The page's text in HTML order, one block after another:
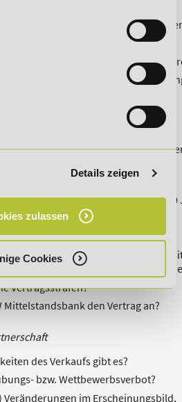
Details zeigen
zulassen
Cookies
und laufenden Gebühren
die Liquidität in den nächsten drei
der Franchise-Geber bei der
Zeit, den Vertrag vor Ihrer
garantiert?
Fristen (in der Regel zunächst 10
Vertragspartner?
bestehen?
Ihrerseits: Kündigt der Geber
Abmahnungsmöglichkeit
Vertragsstrafen?
Mittelstandsbank den Vertrag an?
des Verkaufs gibt es?
bzw. Wettbewerbsverbot?
Veränderungen im Erscheinungsbild,